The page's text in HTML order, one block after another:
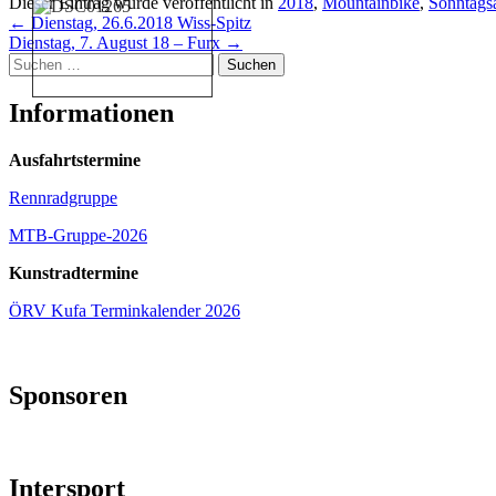
Beitragsnavigation
← Dienstag, 26.6.2018 Wiss-Spitz
Dienstag, 7. August 18 – Furx →
Suchen
nach:
Informationen
Ausfahrtstermine
Rennradgruppe
MTB-Gruppe-2026
Kunstradtermine
ÖRV Kufa Terminkalender 2026
Sponsoren
Intersport